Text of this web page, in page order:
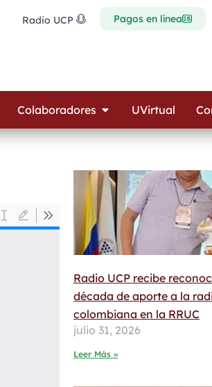
Radio UCP Pagos en línea
Colaboradores Open Colaboradores
UVirtual
Radio UCP recibe
década de aporte a la
colombiana en la RRUC
julio 31, 2026
Leer Más »